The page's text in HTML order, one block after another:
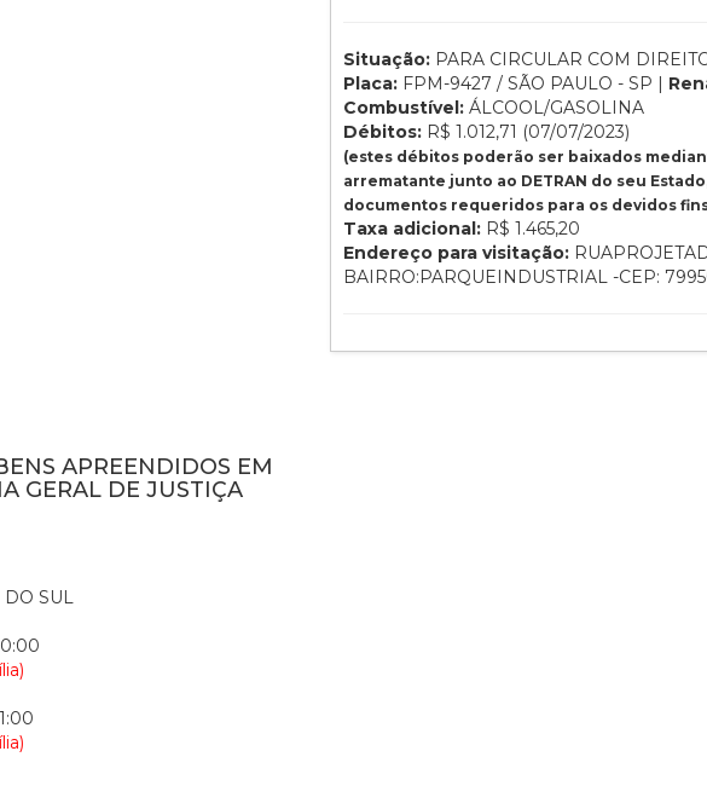
Situação: PARA CIRCULAR COM
Placa: FPM-9427 / SÃO PAULO - SP |
Combustível: ÁLCOOL/GASOLINA
Débitos: R$ 1.012,71 (07/07/2023)
(estes débitos poderão ser baixados
arrematante junto ao DETRAN do seu
documentos requeridos para os devidos
Taxa adicional: R$ 1.465,20
Endereço para visitação:
BAIRRO:PARQUEINDUSTRIAL -CEP:
APREENDIDOS EM
GERAL DE JUSTIÇA
DO SUL